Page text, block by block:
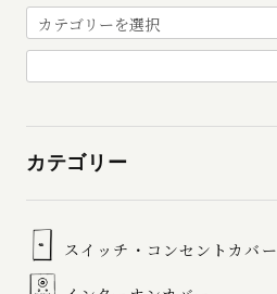
カテゴリー
スイッチ・コンセントカバー